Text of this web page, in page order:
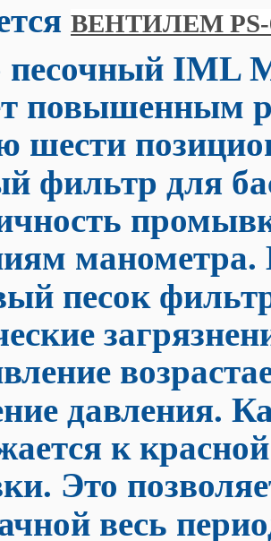
ВЕНТИЛЕМ PS-
IML
повышенным
шести
фильтр для
манометра.
песок
давления.
к
Это
весь